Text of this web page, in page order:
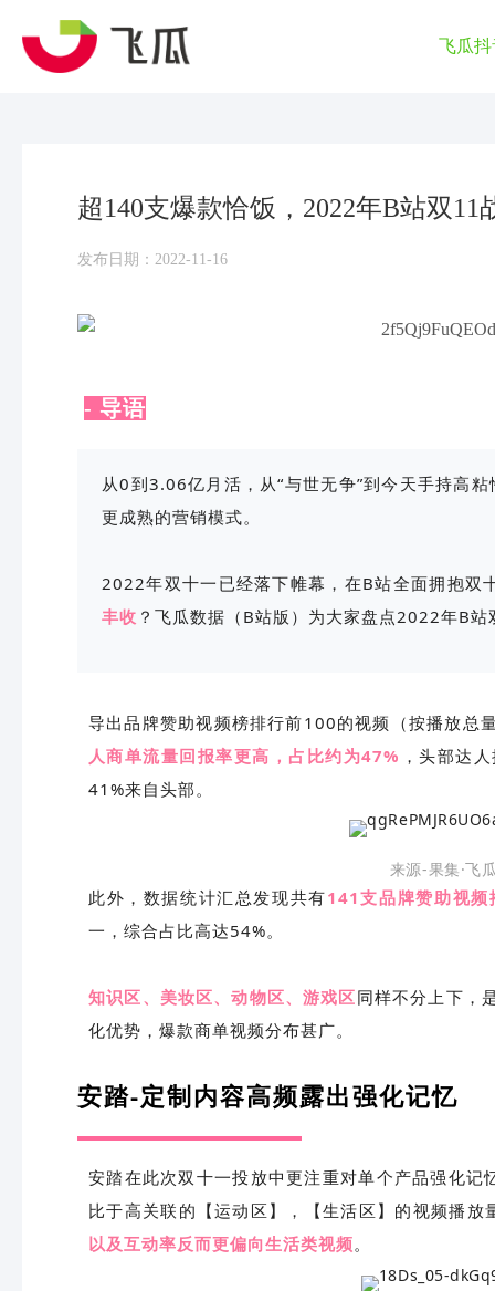
飞瓜抖
超140支爆款恰饭，2022年B站双11
发布日期：2022-11-16
- 导语
从0到3.06亿月活，从“与世无争”到今天手持高
更成熟的营销模式。
2022年双十一已经落下帷幕，在B站全面拥抱双
丰收 ？飞瓜数据（B站版）为大家盘点2022年B
导出品牌赞助视频榜排行前100的视频（按播放总
人商单流量回报率更高，占比约为47% ，头部达
41%来自头部。
来源-果集·飞
此外，数据统计汇总发现共有141支品牌赞助视频
一，综合占比高达54%。
知识区、美妆区、动物区、游戏区同样不分上下，
化优势，爆款商单视频分布甚广。
安踏-定制内容高频露出强化记忆
安踏在此次双十一投放中更注重对单个产品强化
比于高关联的【运动区】，【生活区】的视频播
以及互动率反而更偏向生活类视频。